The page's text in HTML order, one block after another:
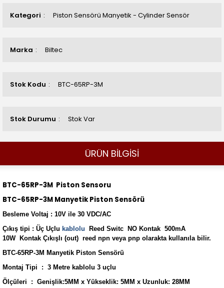
Kategori Piston Sensörü Manyetik - Cylinder Sensör
Marka Biltec
Stok Kodu BTC-65RP-3M
Stok Durumu Stok Var
ÜRÜN BİLGİSİ
BTC-65RP-3M Piston Sensoru
BTC-65RP-3M Manyetik Piston Sensörü
Besleme Voltaj : 10V ile 30 VDC/AC
Çıkış tipi : Üç Uçlu kablolu
Reed Switc NO Kontak 500mA
10W Kontak Çıkışlı (out) reed npn veya pnp olarakta kullanıla bilir.
BTC-65RP-3M Manyetik Piston Sensörü
Montaj Tipi : 3 Metre kablolu 3 uçlu
Ölçüleri : Genişlik:5MM x Yükseklik: 5MM x Uzunluk: 28MM